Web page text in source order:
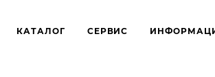
КАТАЛОГ СЕРВИС